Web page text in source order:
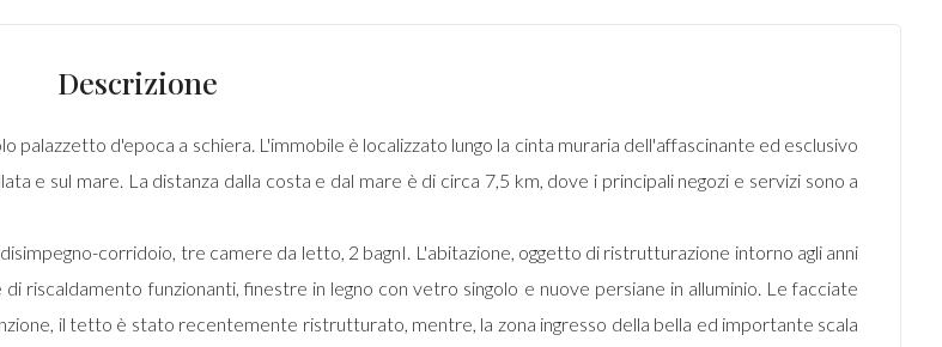
Descrizione
palazzetto d'epoca a schiera. L'immobile è localizzato lungo la cinta muraria dell'affascinante ed esclusivo
e sul mare. La distanza dalla costa e dal mare è di circa 7,5 km, dove i principali negozi e servizi sono a
corridoio, tre camere da letto, 2 bagnI. L'abitazione, oggetto di ristrutturazione intorno agli anni
riscaldamento funzionanti, finestre in legno con vetro singolo e nuove persiane in alluminio. Le facciate
il tetto è stato recentemente ristrutturato, mentre, la zona ingresso della bella ed importante scala